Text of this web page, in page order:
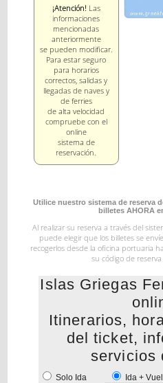
¡Atención! Las
informaciones
mencionadas
anteriormente
se pueden modificar.
Para estar seguro
para horarios
correctos, salidas y
llegadas de naves y
de ferries
de alta velocidad
compruebe con el
online
sistema de
reservación.
Utilice nuestro sistema de reserva
billetes AHORA
Al realizar su reserva a través del
puede elegir que los billetes se
recogerlos desde la oficina portuaria
su código de
Islas Griegas
Itinerarios,
del ticket,
servicios
Solo Ida Ida +